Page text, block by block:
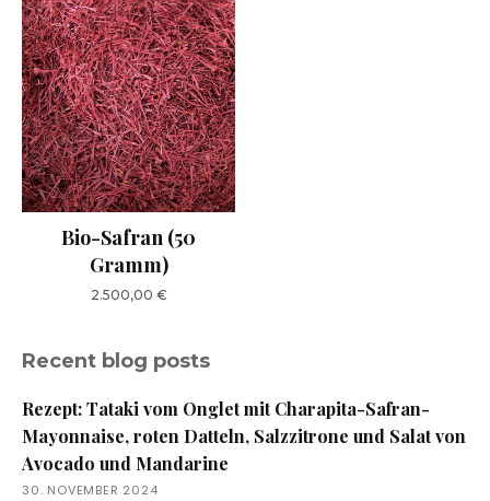
Bio-Safran (50
Gramm)
2.500,00 €
Recent blog posts
Rezept: Tataki vom Onglet mit Charapita-Safran-
Mayonnaise, roten Datteln, Salzzitrone und Salat von
Avocado und Mandarine
30. NOVEMBER 2024